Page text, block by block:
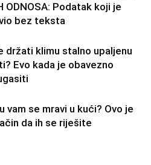
ODNOSA: Podatak koji je
bez teksta
držati klimu stalno upaljenu
Evo kada je obavezno
vam se mravi u kući? Ovo je
da ih se riješite